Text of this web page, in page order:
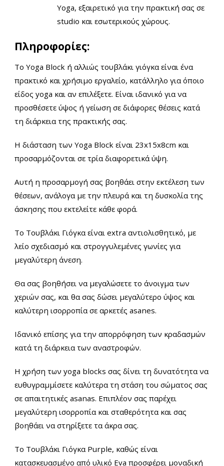
Yoga, εξαιρετικό για την πρακτική σας σε
studio και εσωτερικούς χώρους.
Πληροφορίες:
Τo Yoga Block ή αλλιώς τουβλάκι γιόγκα είναι ένα
πρακτικό και χρήσιμο εργαλείο, κατάλληλο για όποιο
είδος yoga και αν επιλέξετε. Είναι ιδανικό για να
προσθέσετε ύψος ή γείωση σε διάφορες θέσεις κατά
τη διάρκεια της πρακτικής σας.
Η διάσταση των Yoga Block είναι 23x15x8cm και
προσαρμόζονται σε τρία διαφορετικά ύψη.
Αυτή η προσαρμογή σας βοηθάει στην εκτέλεση των
θέσεων, ανάλογα με την πλευρά και τη δυσκολία της
άσκησης που εκτελείτε κάθε φορά.
Το Τουβλάκι Γιόγκα είναι extra αντιολισθητικό, με
λείο σχεδιασμό και στρογγυλεμένες γωνίες για
μεγαλύτερη άνεση.
Θα σας βοηθήσει να μεγαλώσετε το άνοιγμα των
χεριών σας, και θα σας δώσει μεγαλύτερο ύψος και
καλύτερη ισορροπία σε αρκετές asanes.
Ιδανικό επίσης για την απορρόφηση των κραδασμών
κατά τη διάρκεια των αναστροφών.
Η χρήση των yoga blocks σας δίνει τη δυνατότητα να
ευθυγραμμίσετε καλύτερα τη στάση του σώματος σας
σε απαιτητικές asanas. Επιπλέον σας παρέχει
μεγαλύτερη ισορροπία και σταθερότητα και σας
βοηθάει να στηρίξετε τα άκρα σας.
Το Τουβλάκι Γιόγκα Purple, καθώς είναι
κατασκευασμένο από υλικό Εva προσφέρει μοναδική